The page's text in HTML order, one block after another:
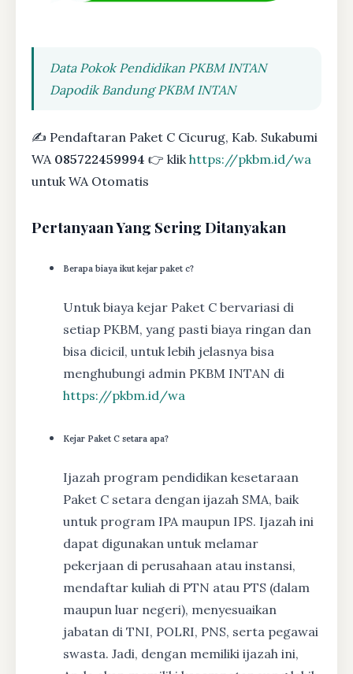
Data Pokok Pendidikan PKBM INTAN
Dapodik Bandung PKBM INTAN
✍ Pendaftaran Paket C Cicurug, Kab. Sukabumi
WA 085722459994 👉 klikhttps://pkbm.id/wa
untuk WA Otomatis
Pertanyaan Yang Sering Ditanyakan
Berapa biaya ikut kejar paket c?
Untuk biaya kejar Paket C bervariasi di
setiap PKBM, yang pasti biaya ringan dan
bisa dicicil, untuk lebih jelasnya bisa
menghubungi admin PKBM INTAN di
https://pkbm.id/wa
Kejar Paket C setara apa?
Ijazah program pendidikan kesetaraan
Paket C setara dengan ijazah SMA, baik
untuk program IPA maupun IPS. Ijazah ini
dapat digunakan untuk melamar
pekerjaan di perusahaan atau instansi,
mendaftar kuliah di PTN atau PTS (dalam
maupun luar negeri), menyesuaikan
jabatan di TNI, POLRI, PNS, serta pegawai
swasta. Jadi, dengan memiliki ijazah ini,